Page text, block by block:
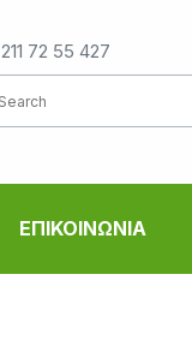
211 72 55 427
ΕΠΙΚΟΙΝΩΝΙΑ